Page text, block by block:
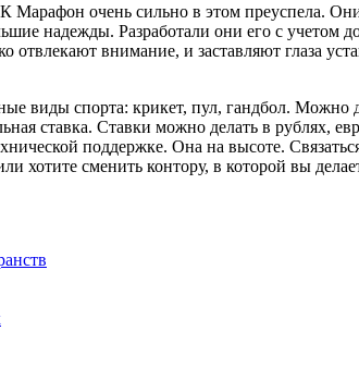
очень сильно в этом преуспела.
надежды. Разработали они его с учетом
внимание, и заставляют глаза
виды спорта: крикет, пул, гандбол. Можно
ставка. Ставки можно делать в рублях,
поддержке. Она на высоте.
хотите сменить контору, в которой вы